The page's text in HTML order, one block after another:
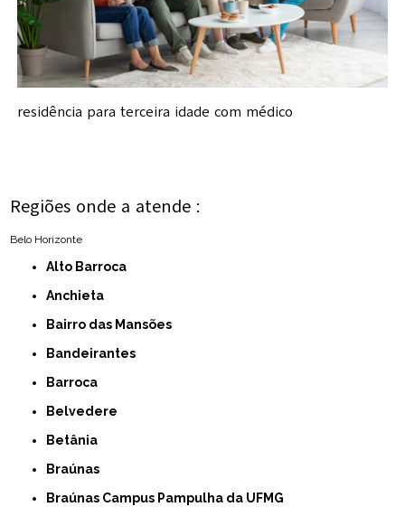
residência para terceira idade com médico
Regiões onde a atende :
Belo Horizonte
Alto Barroca
Anchieta
Bairro das Mansões
Bandeirantes
Barroca
Belvedere
Betânia
Braúnas
Braúnas Campus Pampulha da UFMG